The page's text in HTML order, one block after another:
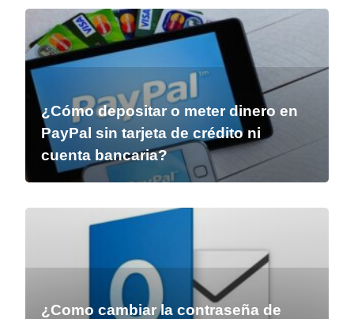
¿Cómo depositar o meter dinero en
PayPal sin tarjeta de crédito ni
cuenta bancaria?
¿Como cambiar la contraseña de